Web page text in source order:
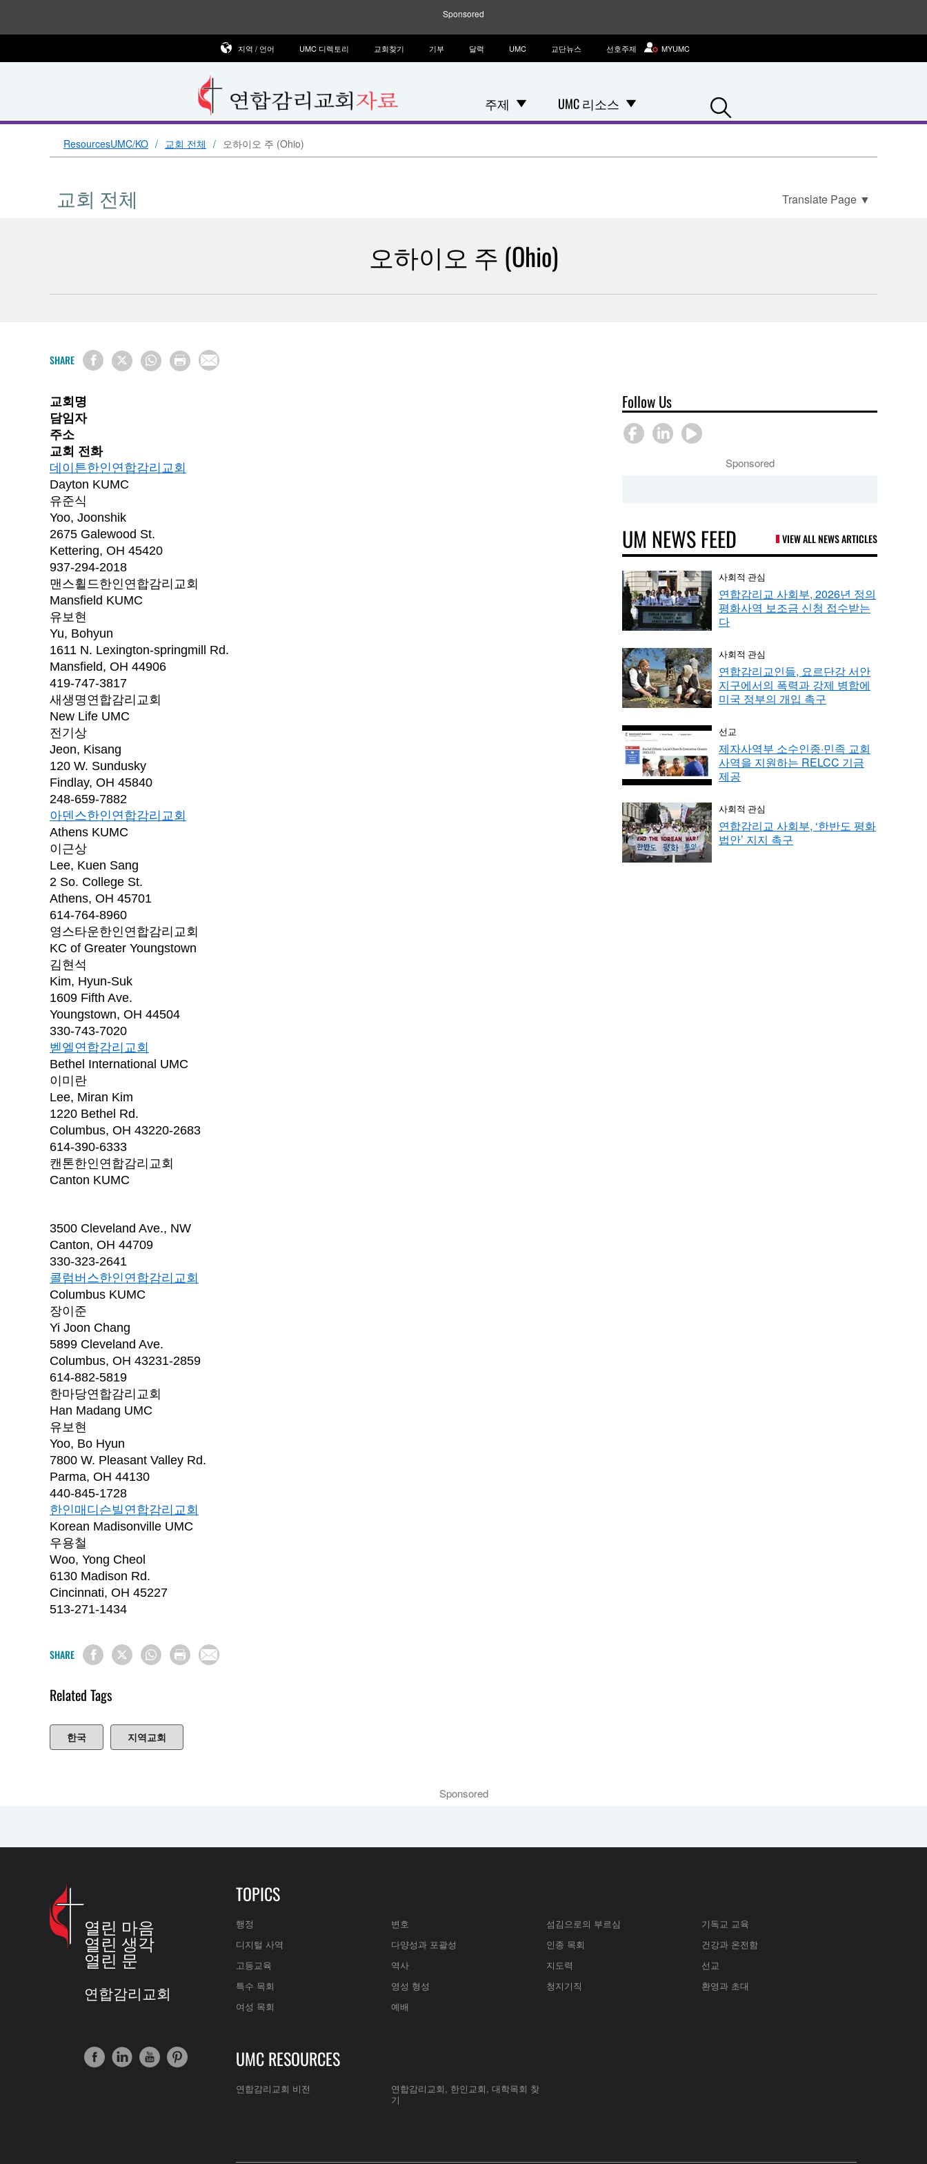
Sponsored
주제 UMC 리소스
지역 / 언어 UMC 디렉토리 교회찾기 기부 달력 UMC 교단뉴스 선호주제 MYUMC
Search
ResourcesUMC/KO 교회 전체 오하이오 주 (Ohio)
교회 전체 Translate Page ▼
오하이오 주 (Ohio)
SHARE
교회명
담임자
주소
교회 전화
데이튼한인연합감리교회
Dayton KUMC
유준식
Yoo, Joonshik
2675 Galewood St.
Kettering, OH 45420
937-294-2018
맨스휠드한인연합감리교회
Mansfield KUMC
유보현
Yu, Bohyun
1611 N. Lexington-springmill Rd.
Mansfield, OH 44906
419-747-3817
새생명연합감리교회
New Life UMC
전기상
Jeon, Kisang
120 W. Sundusky
Findlay, OH 45840
248-659-7882
아덴스한인연합감리교회
Athens KUMC
이근상
Lee, Kuen Sang
2 So. College St.
Athens, OH 45701
614-764-8960
영스타운한인연합감리교회
KC of Greater Youngstown
김현석
Kim, Hyun-Suk
1609 Fifth Ave.
Youngstown, OH 44504
330-743-7020
벧엘연합감리교회
Bethel International UMC
이미란
Lee, Miran Kim
1220 Bethel Rd.
Columbus, OH 43220-2683
614-390-6333
캔톤한인연합감리교회
Canton KUMC
3500 Cleveland Ave., NW
Canton, OH 44709
330-323-2641
콜럼버스한인연합감리교회
Columbus KUMC
장이준
Yi Joon Chang
5899 Cleveland Ave.
Columbus, OH 43231-2859
614-882-5819
한마당연합감리교회
Han Madang UMC
유보현
Yoo, Bo Hyun
7800 W. Pleasant Valley Rd.
Parma, OH 44130
440-845-1728
한인매디슨빌연합감리교회
Korean Madisonville UMC
우용철
Woo, Yong Cheol
6130 Madison Rd.
Cincinnati, OH 45227
513-271-1434
SHARE
Related Tags
한국 지역교회
Follow Us
Sponsored
UM NEWS FEED VIEW ALL NEWS ARTICLES
사회적 관심
연합감리교 사회부, 2026년 정의
평화사역 보조금 신청 접수받는
다
사회적 관심
연합감리교인들, 요르단강 서안
지구에서의 폭력과 강제 병합에
미국 정부의 개입 촉구
선교
제자사역부 소수인종·민족 교회
사역을 지원하는 RELCC 기금
제공
사회적 관심
연합감리교 사회부, ‘한반도 평화
법안’ 지지 촉구
Sponsored
열린 마음
열린 생각
열린 문
연합감리교회
TOPICS
행정 변호 섬김으로의 부르심
기독교 교육
디지털 사역
다양성과 포괄성 인종 목회
건강과 온전함
고등교육
역사 지도력
선교
특수 목회
영성 형성 청지기직
환영과 초대
여성 목회
예배
UMC RESOURCES
연합감리교회 비전
연합감리교회, 한인교회, 대학목회 찾
기